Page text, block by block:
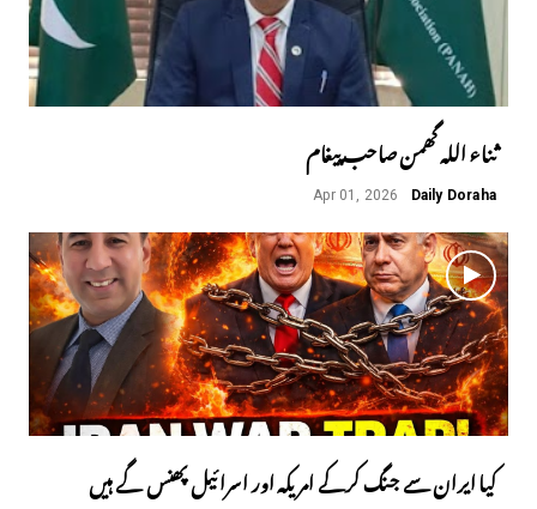
ثناء اللہ گھمن صاحب پیغام
Daily Doraha
Apr 01, 2026
کیا ایران سے جنگ کرکے امریکہ اور اسرائیل پھنس گے ہیں